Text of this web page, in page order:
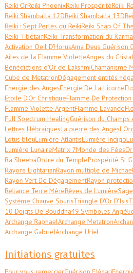
Reiki OrReiki PhoenixReiki ProspéritéReiki
Reiki Shamballa 12DReiki Shamballa 13D
Reiki : Sept Perles du ReikiReiki Snap Of
Reiki TibétainReiki Transformation du Karma
Activation Oeil D'HorusAma Deus Guérison
Ailes de la Flamme VioletteAnges du
Bénédictions d'Or de LakshmiChamanisme
Cube de MetatronDégagement entités
Energie des AngesEnergie De La Licorne
Etoile D'Or ChristiqueFlamme De
Flamme Violette ArgentFlamme Lavande
Full Spectrum HealingGuérison du Champs
Lettres HébraiquesLa pierre des Anges
Lotus bleuLumière AtlantisLumière Indigo
Lumière LunaireMatrix 7Monde des Fées
Ra SheebaOrdre du TempleProspérité St
Rayons LightarianRayon multiple de
Rayon Vert De DégagementRayon
Reliance Terre MèreRêves de Lumière
Système Chauve SourisTriangle D'Or D'Isis
10 Doigts De Bouddha49 Symboles
Archange RaphaelArchange Metatron
Archange GabrielArchange Uriel
Initiations gratuites